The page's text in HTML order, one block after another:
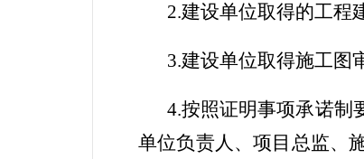
2.建设单位取得的工程
3.建设单位取得施工图
4.按照证明事项承诺制
单位负责人、项目总监、